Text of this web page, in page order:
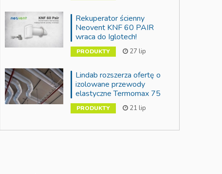
Rekuperator ścienny
Neovent KNF 60 PAIR
wraca do Iglotech!
PRODUKTY 27 lip
Lindab rozszerza ofertę o
izolowane przewody
elastyczne Termomax 75
PRODUKTY 21 lip